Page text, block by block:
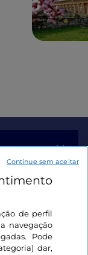
de perfil
navegação
Pode
dar,
Continue sem aceitar